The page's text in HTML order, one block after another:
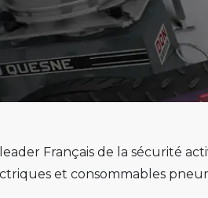
Français de la sécurité
et consommables